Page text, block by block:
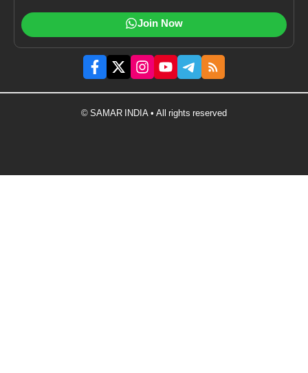
Join Now
© SAMAR INDIA • All rights reserved